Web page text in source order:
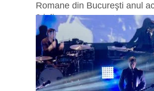
Romane din Bucureşti anul
9 iulie,...